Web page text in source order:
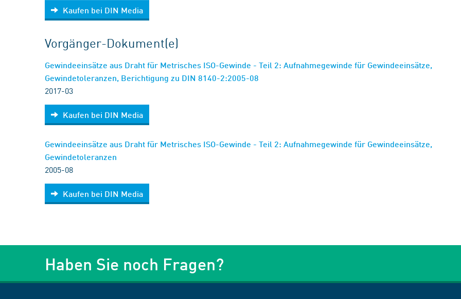
Kaufen bei DIN Media
Vorgänger-Dokument(e)
Gewindeeinsätze aus Draht für Metrisches ISO-Gewinde - Teil 2: Aufnahmegewinde für Gewindeeinsätze,
Gewindetoleranzen, Berichtigung zu DIN 8140-2:2005-08
2017-03
Kaufen bei DIN Media
Gewindeeinsätze aus Draht für Metrisches ISO-Gewinde - Teil 2: Aufnahmegewinde für Gewindeeinsätze,
Gewindetoleranzen
2005-08
Kaufen bei DIN Media
Haben Sie noch Fragen?